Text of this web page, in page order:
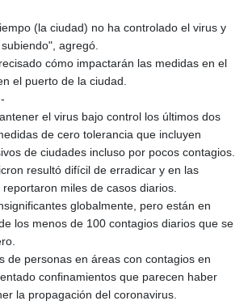
(la ciudad) no ha controlado el virus y
agregó.
cómo impactarán las medidas en el
el puerto de la ciudad.
el virus bajo control los últimos dos
de cero tolerancia que incluyen
de ciudades incluso por pocos contagios.
resultó difícil de erradicar y en las
miles de casos diarios.
globalmente, pero están en
los menos de 100 contagios diarios que se
de personas en áreas con contagios en
confinamientos que parecen haber
la propagación del coronavirus.